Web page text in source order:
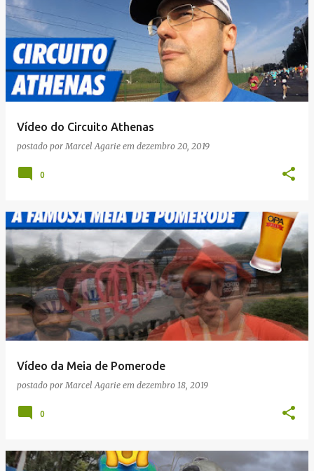
Vídeo do Circuito Athenas
postado porMarcel Agarie em dezembro 20, 2019
0
Vídeo da Meia de Pomerode
postado porMarcel Agarie em dezembro 18, 2019
0